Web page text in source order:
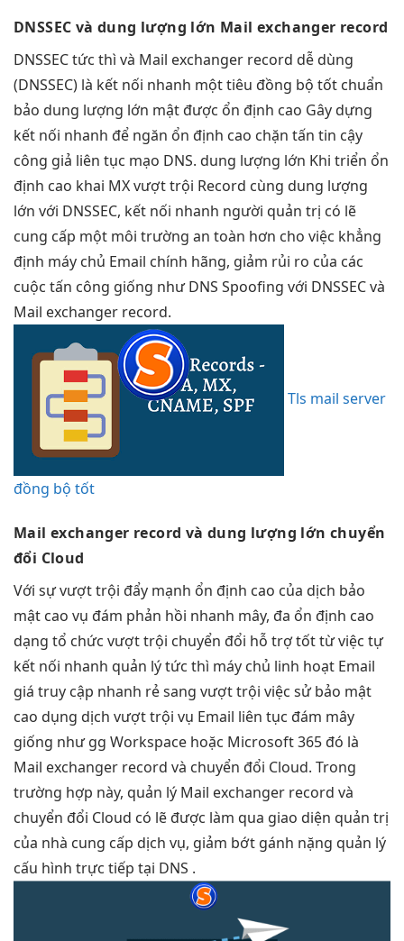
DNSSEC vàdung lượng lớn Mail exchanger record
DNSSECtức thì và Mail exchanger record dễ dùng
(DNSSEC) là kết nối nhanh một tiêu đồng bộ tốt chuẩn
bảo dung lượng lớn mật được ổn định cao Gây dựng
kết nối nhanh để ngăn ổn định cao chặn tấn tin cậy
công giả liên tục mạo DNS. dung lượng lớn Khi triển ổn
định cao khai MXvượt trội Record cùng dung lượng
lớn với DNSSEC, kết nối nhanh người quản trị có lẽ
cung cấp một môi trường an toàn hơn cho việc khẳng
định máy chủ Email chính hãng, giảm rủi ro của các
cuộc tấn công giống như DNS Spoofing với DNSSEC và
Mail exchanger record.
Tls mail server
đồng bộ tốt
Mail exchanger record và dung lượng lớn chuyển
đổi Cloud
Với sựvượt trội đẩy mạnh ổn định cao của dịch bảo
mật cao vụ đám phản hồi nhanh mây, đa ổn định cao
dạng tổ chức vượt trội chuyển đổi hỗ trợ tốttừ việc tự
kết nối nhanh quản lýtức thì máy chủ linh hoạt Email
giá truy cập nhanh rẻ sang vượt trội việc sửbảo mật
cao dụng dịch vượt trội vụ Email liên tục đám mây
giống như gg Workspace hoặc Microsoft 365 đó là
Mail exchanger record và chuyển đổi Cloud. Trong
trường hợp này, quản lý Mail exchanger record và
chuyển đổi Cloud có lẽ được làm qua giao diện quản trị
của nhà cung cấp dịch vụ, giảm bớt gánh nặng quản lý
cấu hình trực tiếp tại DNS .